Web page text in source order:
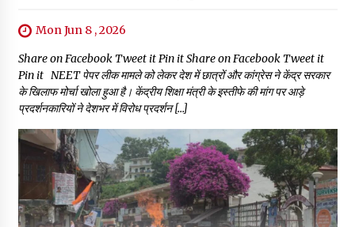
Mon Jun 8 , 2026
Share on Facebook Tweet it Pin it Share on Facebook Tweet it
Pin it NEET पेपर लीक मामले को लेकर देश में छात्रों और कांग्रेस ने केंद्र सरकार
के खिलाफ मोर्चा खोला हुआ है। केंद्रीय शिक्षा मंत्री के इस्तीफे की मांग पर आड़े
प्रदर्शनकारियों ने देशभर में विरोध प्रदर्शन […]